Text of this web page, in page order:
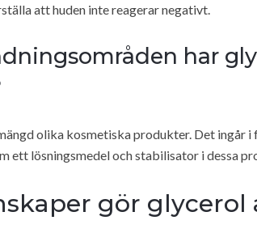
att huden inte reagerar negativt.
har
olika kosmetiska produkter. Det ingår
ett lösningsmedel och stabilisator i dessa
gör glycerol